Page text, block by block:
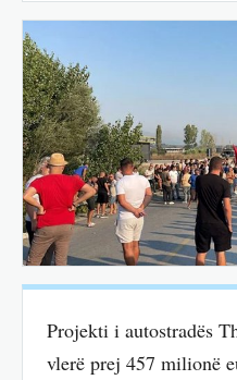
Projekti i autostradës
vlerë prej 457 milionë